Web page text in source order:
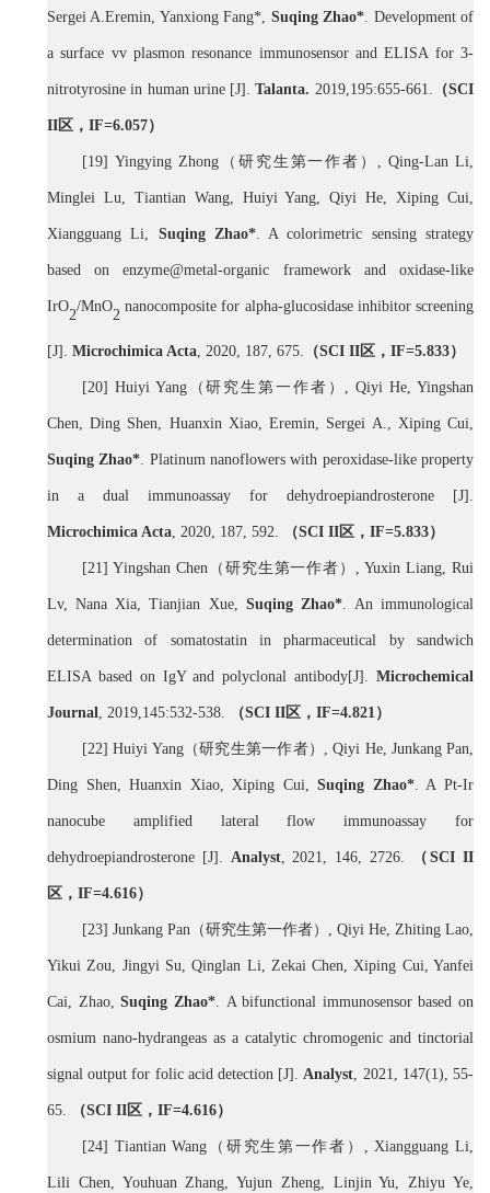
Sergei A.Eremin, Yanxiong Fang*, Suqing Zhao*. Development of
a surface vvplasmon resonance immunosensor and ELISA for 3-
nitrotyrosine in human urine [J].Talanta. 2019,195:655-661. （SCI
II区， IF=6.057）
[19] Yingying Zhong（研究生第一作者） , Qing-Lan Li,
Minglei Lu, Tiantian Wang, Huiyi Yang, Qiyi He, Xiping Cui,
Xiangguang Li, Suqing Zhao*. A colorimetric sensing strategy
based on enzyme@metal-organic framework and oxidase-like
IrO
2
/MnO
2
nanocomposite for alpha-glucosidase inhibitor screening
[J]. Microchimica Acta, 2020, 187, 675. （SCI II区， IF=5.833）
[20] Huiyi Yang（研究生第一作者） , Qiyi He, Yingshan
Chen, Ding Shen, Huanxin Xiao, Eremin, Sergei A., Xiping Cui,
Suqing Zhao*. Platinum nanoflowers with peroxidase-like property
in a dual immunoassay for dehydroepiandrosterone [J].
Microchimica Acta, 2020, 187, 592. （SCI II区， IF=5.833）
[21] Yingshan Chen（研究生第一作者） , Yuxin Liang, Rui
Lv, Nana Xia, Tianjian Xue, Suqing Zhao*. An immunological
determination of somatostatin in pharmaceutical by sandwich
ELISA based on IgY and polyclonal antibody[J]. Microchemical
Journal, 2019,145:532-538. （SCI II区， IF=4.821）
[22] Huiyi Yang（研究生第一作者） , Qiyi He, Junkang Pan,
Ding Shen, Huanxin Xiao, Xiping Cui,Suqing Zhao*. A Pt-Ir
nanocube amplified lateral flow immunoassay for
dehydroepiandrosterone [J]. Analyst, 2021, 146, 2726. （SCI II
区， IF=4.616）
[23] Junkang Pan （研究生第一作者） , Qiyi He, Zhiting Lao,
Yikui Zou, Jingyi Su, Qinglan Li, Zekai Chen, Xiping Cui, Yanfei
Cai, Zhao,Suqing Zhao*. A bifunctional immunosensor based on
osmium nano-hydrangeas as a catalytic chromogenic and tinctorial
signal output for folic acid detection [J].Analyst, 2021, 147(1), 55-
65. （SCI II区， IF=4.616）
[24] Tiantian Wang （研究生第一作者） , Xiangguang Li,
Lili Chen, Youhuan Zhang, Yujun Zheng, Linjin Yu, Zhiyu Ye,